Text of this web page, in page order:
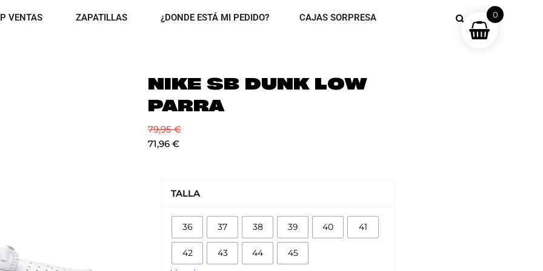
VENTAS OPEN TOP VENTAS
ZAPATILLAS OPEN ZAPATILLAS
¿DONDE ESTÁ MI PEDIDO? CAJAS SORPRESA
NIKE SB DUNK LOW
PARRA
79,95€
71,96 €
TALLA
36 37 38 39 40 41
42 43 44 45
SB
LOW
PARRA
cantidad
0